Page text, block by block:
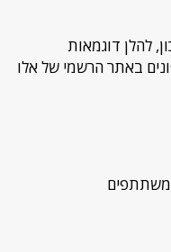
להלן דוגמאות
באתר הרשמי של אלו